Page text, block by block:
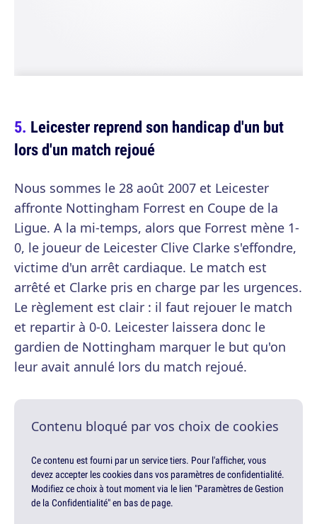
Leicester reprend son handicap d'un but
lors d'un match rejoué
Nous sommes le 28 août 2007 et Leicester
affronte Nottingham Forrest en Coupe de la
Ligue. A la mi-temps, alors que Forrest mène 1-
0, le joueur de Leicester Clive Clarke s'effondre,
victime d'un arrêt cardiaque. Le match est
arrêté et Clarke pris en charge par les urgences.
Le règlement est clair : il faut rejouer le match
et repartir à 0-0. Leicester laissera donc le
gardien de Nottingham marquer le but qu'on
leur avait annulé lors du match rejoué.
Contenu bloqué par vos choix de cookies
Ce contenu est fourni par un service tiers. Pour l'afficher, vous
devez accepter les cookies dans vos paramètres de confidentialité.
Modifiez ce choix à tout moment via le lien "Paramètres de Gestion
de la Confidentialité" en bas de page.